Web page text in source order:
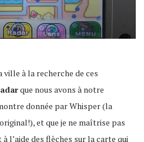
à la recherche de ces
que nous avons à notre
donnée par Whisper (la
et que je ne maîtrise pas
l’aide des flèches sur la carte qui